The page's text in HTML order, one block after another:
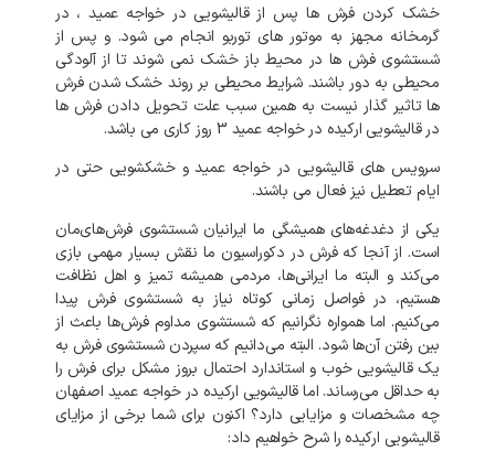
خشک کردن فرش ها پس از قالیشویی در خواجه عمید ، در
گرمخانه مجهز به موتور های توربو انجام می شود. و پس از
شستشوی فرش ها در محیط باز خشک نمی شوند تا از آلودگی
محیطی به دور باشند. شرایط محیطی بر روند خشک شدن فرش
ها تاثیر گذار نیست به همین سبب علت تحویل دادن فرش ها
در قالیشویی ارکیده در خواجه عمید روز کاری می باشد.
سرویس های قالیشویی در خواجه عمید و خشکشویی حتی در
ایام تعطیل نیز فعال می باشند.
یکی از دغدغه‌های همیشگی ما ایرانیان شستشوی فرش‌های‌مان
است. از آنجا که فرش در دکوراسیون ما نقش بسیار مهمی بازی
می‌کند و البته ما ایرانی‌ها، مردمی همیشه تمیز و اهل نظافت
هستیم، در فواصل زمانی کوتاه نیاز به شستشوی فرش پیدا
می‌کنیم. اما همواره نگرانیم که شستشوی مداوم فرش‌ها باعث از
بین رفتن آن‌ها شود. البته می‌دانیم که سپردن شستشوی فرش به
یک قالیشویی خوب و استاندارد احتمال بروز مشکل برای فرش را
به‌ حداقل می‌رساند. اماقالیشویی ارکیده در خواجه عمید اصفهان
چه مشخصات و مزایایی دارد؟ اکنون برای شما برخی از مزایای
قالیشویی ارکیده راشرح خواهیم داد: